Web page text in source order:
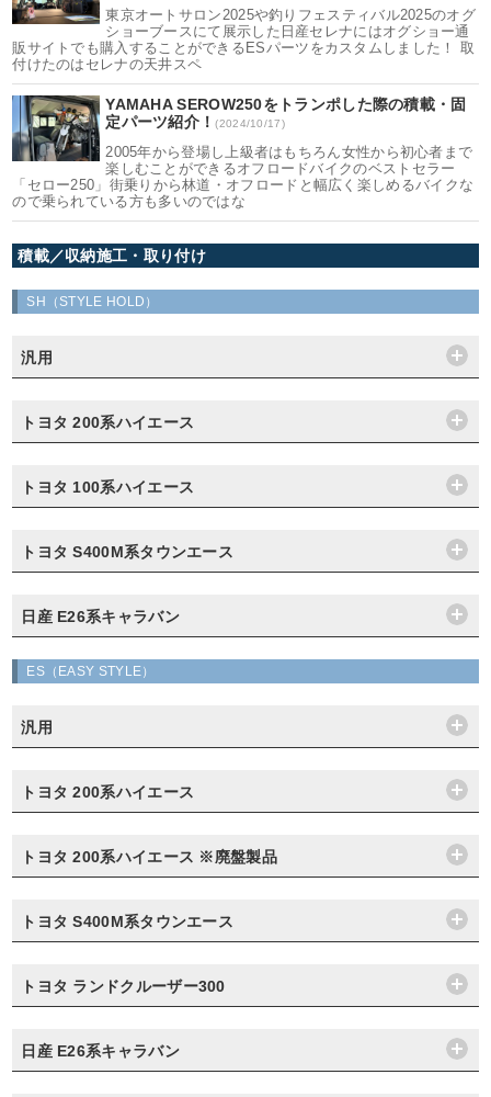
東京オートサロン2025や釣りフェスティバル2025のオグ
ショーブースにて展示した日産セレナにはオグショー通
販サイトでも購入することができるESパーツをカスタムしました！ 取
付けたのはセレナの天井スペ
YAMAHA SEROW250をトランポした際の積載・固
定パーツ紹介！(2024/10/17)
2005年から登場し上級者はもちろん女性から初心者まで
楽しむことができるオフロードバイクのベストセラー
「セロー250」街乗りから林道・オフロードと幅広く楽しめるバイクな
ので乗られている方も多いのではな
積載／収納施工・取り付け
SH（STYLE HOLD）
汎用
トヨタ 200系ハイエース
トヨタ 100系ハイエース
トヨタ S400M系タウンエース
日産 E26系キャラバン
ES（EASY STYLE）
汎用
トヨタ 200系ハイエース
トヨタ 200系ハイエース ※廃盤製品
トヨタ S400M系タウンエース
トヨタ ランドクルーザー300
日産 E26系キャラバン